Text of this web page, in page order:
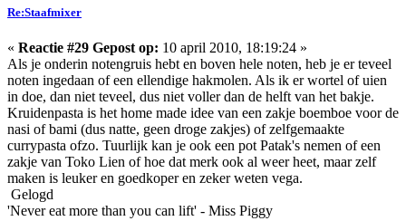
Re:Staafmixer
« Reactie #29 Gepost op: 10 april 2010, 18:19:24 »
Als je onderin notengruis hebt en boven hele noten, heb je er teveel
noten ingedaan of een ellendige hakmolen. Als ik er wortel of uien
in doe, dan niet teveel, dus niet voller dan de helft van het bakje.
Kruidenpasta is het home made idee van een zakje boemboe voor de
nasi of bami (dus natte, geen droge zakjes) of zelfgemaakte
currypasta ofzo. Tuurlijk kan je ook een pot Patak's nemen of een
zakje van Toko Lien of hoe dat merk ook al weer heet, maar zelf
maken is leuker en goedkoper en zeker weten vega.
Gelogd
'Never eat more than you can lift' - Miss Piggy